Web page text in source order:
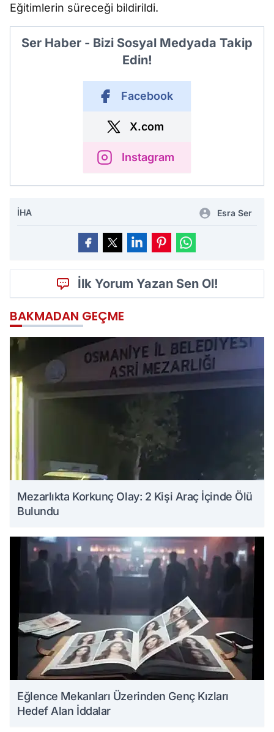
Eğitimlerin süreceği bildirildi.
Ser Haber - Bizi Sosyal Medyada Takip
Edin!
Facebook
X.com
Instagram
İHA Esra Ser
İlk Yorum Yazan Sen Ol!
BAKMADAN GEÇME
Mezarlıkta Korkunç Olay: 2 Kişi Araç İçinde Ölü
Bulundu
Eğlence Mekanları Üzerinden Genç Kızları
Hedef Alan İddalar